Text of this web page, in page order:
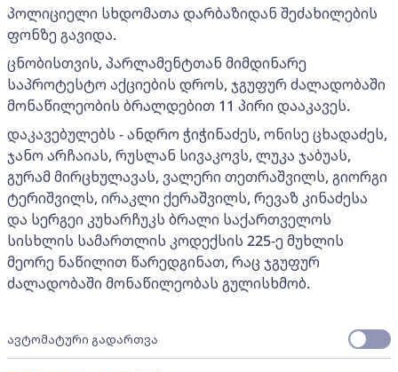
პოლიციელი სხდომათა დარბაზიდან შეძახილების
ფონზე გავიდა.
ცნობისთვის, პარლამენტთან მიმდინარე
საპროტესტო აქციების დროს, ჯგუფურ ძალადობაში
მონაწილეობის ბრალდებით 11 პირი დააკავეს.
დაკავებულებს - ანდრო ჭიჭინაძეს, ონისე ცხადაძეს,
ჯანო არჩაიას, რუსლან სივაკოვს, ლუკა ჯაბუას,
გურამ მირცხულავას, ვალერი თეთრაშვილს, გიორგი
ტერიშვილს, ირაკლი ქერაშვილს, რევაზ კინაძესა
და სერგეი კუხარჩუკს ბრალი საქართველოს
სისხლის სამართლის კოდექსის 225-ე მუხლის
მეორე ნაწილით წარედგინათ, რაც ჯგუფურ
ძალადობაში მონაწილეობას გულისხმობ.
ავტომატური გადართვა